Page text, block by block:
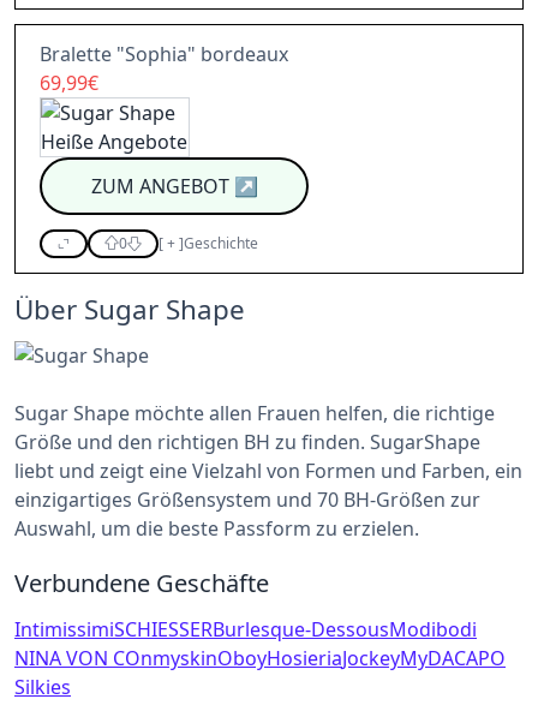
Bralette "Sophia" bordeaux
69,99€
ZUM ANGEBOT↗
0 [+]Geschichte
Über Sugar Shape
Sugar Shape möchte allen Frauen helfen, die richtige
Größe und den richtigen BH zu finden. SugarShape
liebt und zeigt eine Vielzahl von Formen und Farben, ein
einzigartiges Größensystem und 70 BH-Größen zur
Auswahl, um die beste Passform zu erzielen.
Verbundene Geschäfte
IntimissimiSCHIESSERBurlesque-DessousModibodi
NINA VON COnmyskinOboyHosieriaJockeyMyDACAPO
Silkies